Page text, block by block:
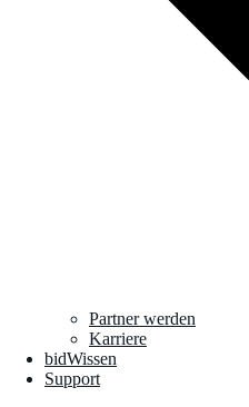
Partner werden
Karriere
bidWissen
Support